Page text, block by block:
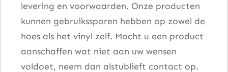
levering en voorwaarden. Onze producten
kunnen gebruikssporen hebben op zowel de
hoes als het vinyl zelf. Mocht u een product
aanschaffen wat niet aan uw wensen
voldoet, neem dan alstublieft contact op.